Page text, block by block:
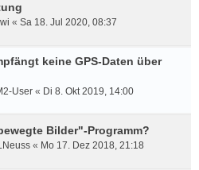
« Sa 18. Jul 2020, 08:37
keine GPS-Daten über
User « Di 8. Okt 2019, 14:00
Bilder"-Programm?
« Mo 17. Dez 2018, 21:18